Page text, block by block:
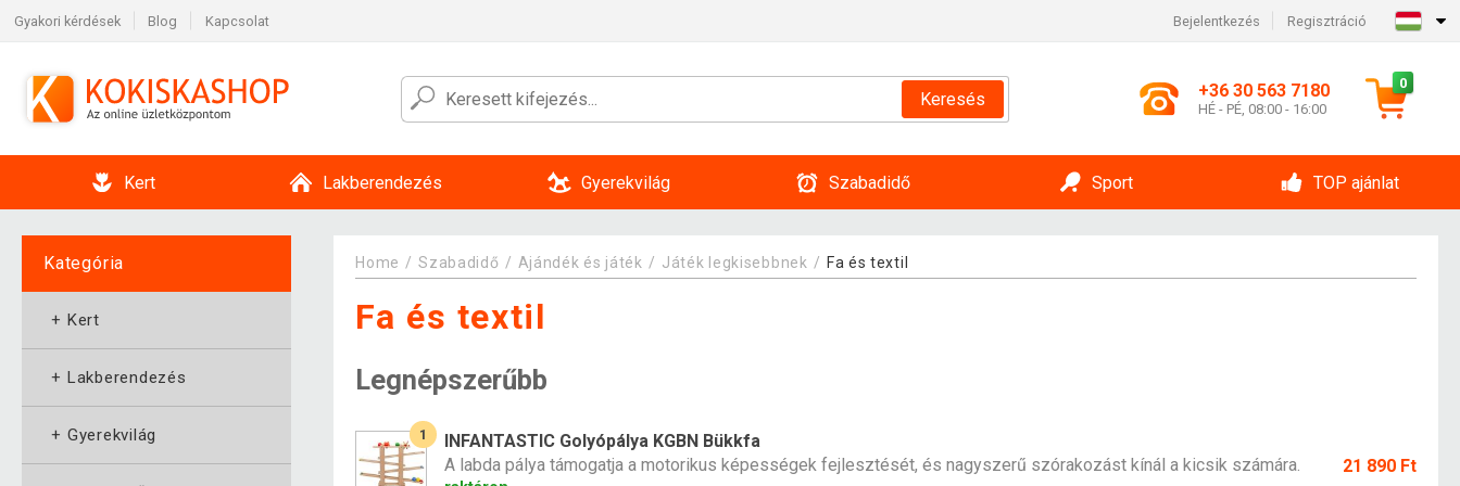
Gyakori kérdések Blog Kapcsolat Bejelentkezés Regisztráció
Keresés +36 30 563 7180
HÉ - PÉ, 08:00 - 16:00
0
Kert Lakberendezés Gyerekvilág Szabadidő Sport TOP ajánlat
Kategória
+ Kert
+ Lakberendezés
+ Gyerekvilág
Home Szabadidő Ajándék és játék Játék legkisebbnek Fa és textil
Fa és textil
Legnépszerűbb
1
INFANTASTIC Golyópálya KGBN Bükkfa
A labda pálya támogatja a motorikus képességek fejlesztését, és nagyszerű szórakozást kínál a kicsik számára.
21 890 Ft